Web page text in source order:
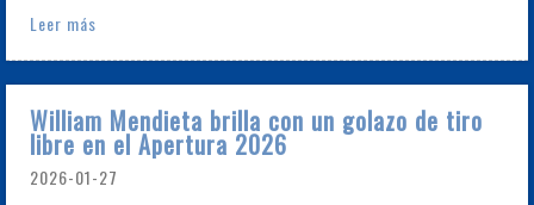
Leer más
William Mendieta brilla con un golazo de tiro
libre en el Apertura 2026
2026-01-27